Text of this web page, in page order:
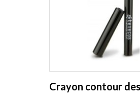
Crayon contour